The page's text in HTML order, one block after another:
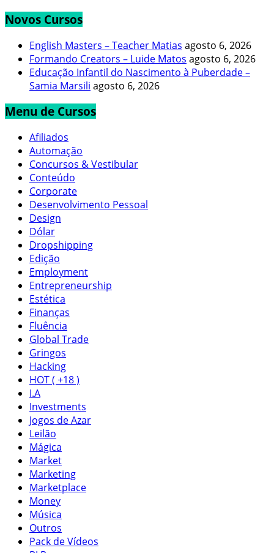
Novos Cursos
English Masters – Teacher Matias agosto 6, 2026
Formando Creators – Luide Matos agosto 6, 2026
Educação Infantil do Nascimento à Puberdade –
Samia Marsili agosto 6, 2026
Menu de Cursos
Afiliados
Automação
Concursos & Vestibular
Conteúdo
Corporate
Desenvolvimento Pessoal
Design
Dólar
Dropshipping
Edição
Employment
Entrepreneurship
Estética
Finanças
Fluência
Global Trade
Gringos
Hacking
HOT ( +18 )
I.A
Investments
Jogos de Azar
Leilão
Mágica
Market
Marketing
Marketplace
Money
Música
Outros
Pack de Vídeos